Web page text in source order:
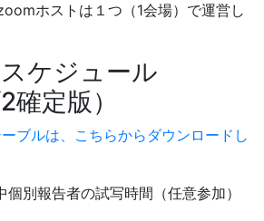
ホストは１つ（1会場）で運営し
ケジュール
確定版）
ブルは、こちらからダウンロードし
別報告者の試写時間（任意参加）